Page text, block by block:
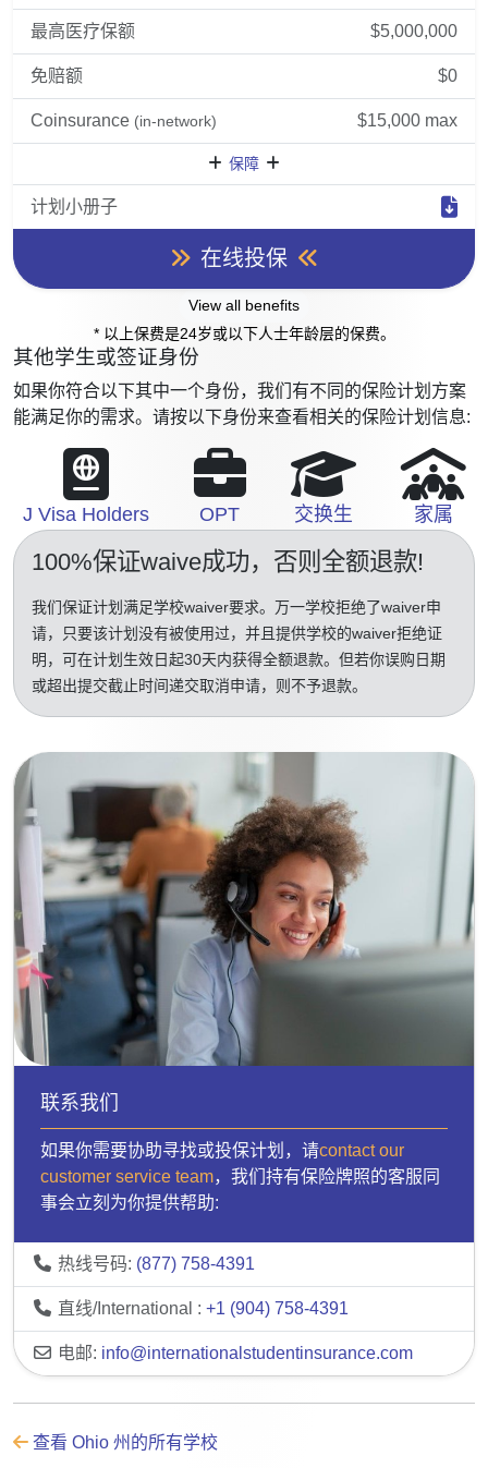
最高医疗保额 $5,000,000
免赔额 $0
Coinsurance (in-network) $15,000 max
保障
计划小册子
在线投保
View all benefits
* 以上保费是24岁或以下人士年龄层的保费。
其他学生或签证身份
如果你符合以下其中一个身份，我们有不同的保险计划方案
能满足你的需求。请按以下身份来查看相关的保险计划信息:
J Visa Holders OPT 交换生 家属
100%保证waive成功，否则全额退款!
我们保证计划满足学校waiver要求。万一学校拒绝了waiver申
请，只要该计划没有被使用过，并且提供学校的waiver拒绝证
明，可在计划生效日起30天内获得全额退款。但若你误购日期
或超出提交截止时间递交取消申请，则不予退款。
联系我们
如果你需要协助寻找或投保计划，请contact our
customer service team，我们持有保险牌照的客服同
事会立刻为你提供帮助:
热线号码: (877) 758-4391
直线/International : +1 (904) 758-4391
电邮: info@internationalstudentinsurance.com
查看 Ohio 州的所有学校